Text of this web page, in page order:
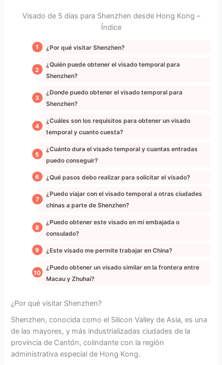
Visado de 5 días para Shenzhen desde Hong Kong –
Índice
¿Por qué visitar Shenzhen?
¿Quién puede obtener el visado temporal para
Shenzhen?
¿Donde puedo obtener el visado temporal para
Shenzhen?
¿Cuáles son los requisitos para obtener un visado
temporal y cuanto cuesta?
¿Cuánto dura el visado temporal y cuantas entradas
puedo conseguir?
¿Qué pasos debo realizar para solicitar el visado?
¿Puedo viajar con el visado temporal a otras ciudades
chinas a parte de Shenzhen?
¿Puedo obtener este visado en mi embajada o
consulado?
¿Este visado me permite trabajar en China?
¿Puedo obtener un visado similar en la frontera entre
Macau y Zhuhai?
¿Por qué visitar Shenzhen?
Shenzhen, conocida como el Silicon Valley de Asia, es una
de las mayores, y más industrializadas ciudades de la
provincia de Cantón, colindante con la región
administrativa especial de Hong Kong.